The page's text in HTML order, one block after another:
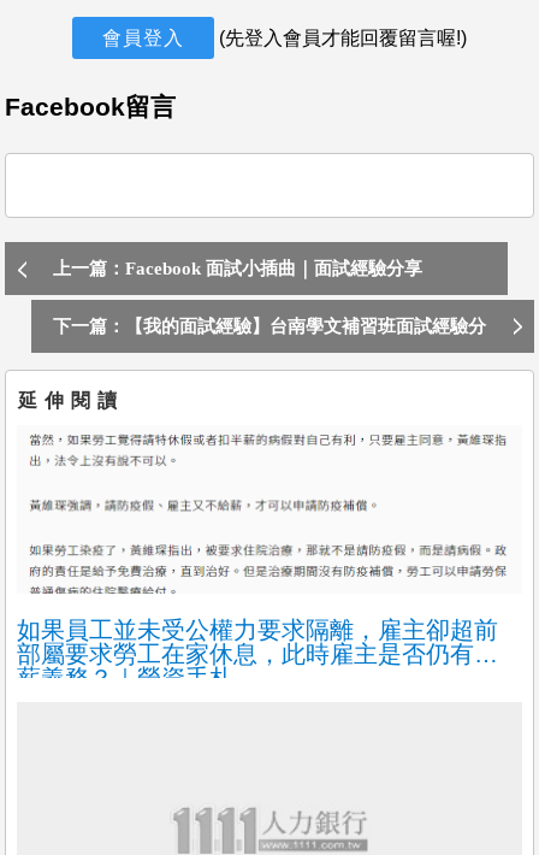
🌟 熱情歡迎對人事工作感興趣的夥伴加入我們，一起讓團隊
人資人員 銘金科技股份有限公司
職相關文書填寫、職務輪調
📣【誠徵｜行政申辦移工專員】📣 城格人力仲介有限公司
🔹 操作外勞行政系統，從申請到入境全程一條龍作業
人資專員【人資處】 三井資訊股份有限公司
不拘，2年以上，桃園市桃園區
1.教育訓練管理
3.員工關係與管理作業
4.願意接受幹部培訓者
2. 人事資料管理：入職手
備基礎識圖能力
會員登入
(先登入會員才能回覆留言喔!)
Facebook留言
上一篇：Facebook 面試小插曲｜面試經驗分享
下一篇：【我的面試經驗】台南學文補習班面試經驗分
享
延伸閱讀
如果員工並未受公權力要求隔離，雇主卻超前
部屬要求勞工在家休息，此時雇主是否仍有給
薪義務？｜勞資手札